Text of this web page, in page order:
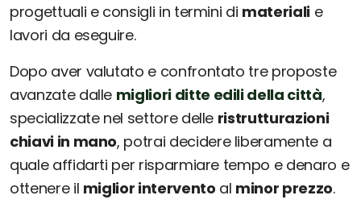
progettuali e consigli in termini di materialie
lavori da eseguire.
Dopo aver valutato e confrontato tre proposte
avanzate dalle migliori ditte edili della città,
specializzate nel settore delle ristrutturazioni
chiavi in mano, potrai decidere liberamente a
quale affidarti per risparmiare tempo e denaro e
ottenere il miglior intervento al minor prezzo.